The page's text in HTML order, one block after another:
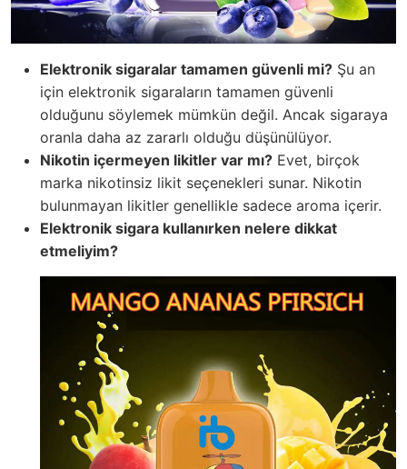
Elektronik sigaralar tamamen güvenli mi? Şu an
için elektronik sigaraların tamamen güvenli
olduğunu söylemek mümkün değil. Ancak sigaraya
oranla daha az zararlı olduğu düşünülüyor.
Nikotin içermeyen likitler var mı? Evet, birçok
marka nikotinsiz likit seçenekleri sunar. Nikotin
bulunmayan likitler genellikle sadece aroma içerir.
Elektronik sigara kullanırken nelere dikkat
etmeliyim?